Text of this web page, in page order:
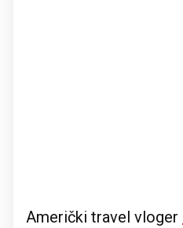
Američki travel vloger